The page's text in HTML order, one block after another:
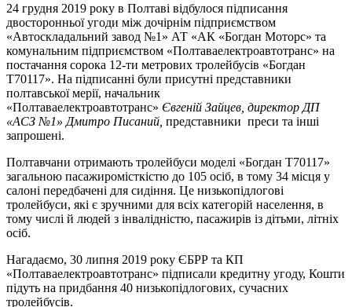
24 грудня 2019 року в Полтаві відбулося підписання
двосторонньої угоди між дочірнім підприємством
«Автоскладальний завод №1» АТ «АК «Богдан Моторс» та
комунальним підприємством «Полтаваелектроавтотранс» на
постачання сорока 12-ти метрових тролейбусів «Богдан
Т70117». На підписанні були присутні представники
полтавської мерії, начальник
«Полтаваелектроавтотранс» Євгеній Зайцев , директор ДП
«АСЗ №1» Дмитро Писаний, представники преси та інші
запрошені.
Полтавчани отримають тролейбуси моделі «Богдан Т70117»
загальною пасажиромісткістю до 105 осіб, в тому 34 місця у
салоні передбачені для сидіння. Це низькопідлогові
тролейбуси, які є зручними для всіх категорій населення, в
тому числі й людей з інвалідністю, пасажирів із дітьми, літніх
осіб.
Нагадаємо, 30 липня 2019 року ЄБРР та КП
«Полтаваелектроавтотранс» підписали кредитну угоду, Кошти
підуть на придбання 40 низькопідлогових, сучасних
тролейбусів.